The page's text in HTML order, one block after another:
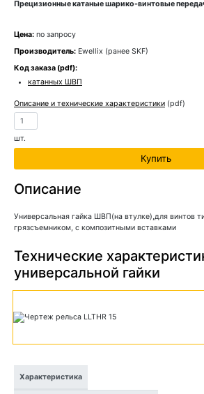
Прецизионные катаные шарико-винтовые
Цена: по запросу
Производитель: Ewellix (ранее SKF)
Код заказа (pdf):
катанных ШВП
Описание и технические характеристики (pdf)
шт.
Описание
Универсальная гайка ШВП(на втулке),для винтов
грязсъемником, с композитными вставками
Технические
универсальной гайки
Характеристика